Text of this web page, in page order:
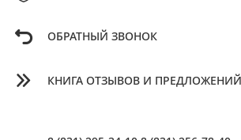
ОБРАТНЫЙ ЗВОНОК
КНИГА ОТЗЫВОВ И ПРЕДЛОЖЕНИЙ